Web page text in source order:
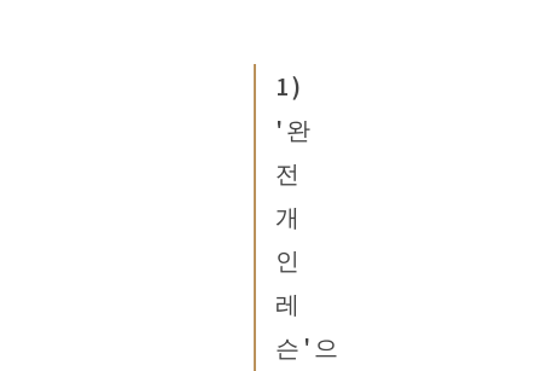
1)
'완
전
개
인
레
슨'으